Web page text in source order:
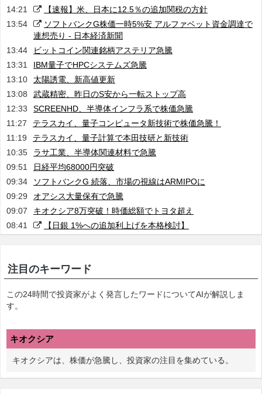
14:21
【速報】米、日本に12.5％の追加関税の方針
13:54
ソフトバンクG株価一時5%安 アルファベット資金調達で
連想売り - 日本経済新聞
13:44
ビットコイン関連銘柄アステリア急騰
13:31
IBM量子でHPCシステムズ急騰
13:10
太陽誘電、新高値更新
13:08
武蔵精密、昨日のS安から一転ストップ高
12:33
SCREENHD、半導体インフラ系で株価急騰
11:27
テラスカイ、量子コンピュータ新技術で株価急騰！
11:19
テラスカイ、量子計算で本田技研と新技術
10:35
ラサ工業、半導体関連材料で急騰
09:51
日経平均68000円突破
09:34
ソフトバンクG 続落、市場の視線はARMIPOに
09:29
オアシス大量保有で急騰
09:07
キオクシア8万突破！時価総額でトヨタ超え
08:41
【日銀 1%への追加利上げを本格検討】
注目のキーワード
この24時間で投資家がよく発言したワードについてAIが解説しま
す。
キオクシア
キオクシアは、株価が急騰し、投資家の注目を集めている。